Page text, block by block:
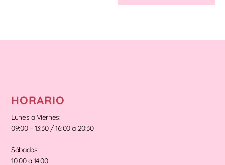
HORARIO
Lunes a Viernes:
09:00 – 13:30 / 16:00 a 20:30
Sábados:
10:00 a 14:00